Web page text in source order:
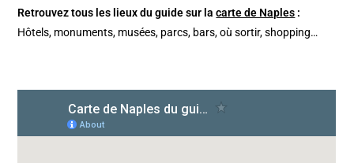
Retrouvez tous les lieux du guide sur lacarte de Naples :
Hôtels, monuments, musées, parcs, bars, où sortir, shopping…